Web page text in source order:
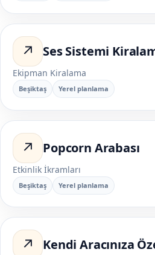
↗ Ses Sistemi
Ekipman Kiralama
Beşiktaş Yerel planlama
↗ Popcorn Arabası
Etkinlik İkramları
Beşiktaş Yerel planlama
↗ Kendi Aracınıza